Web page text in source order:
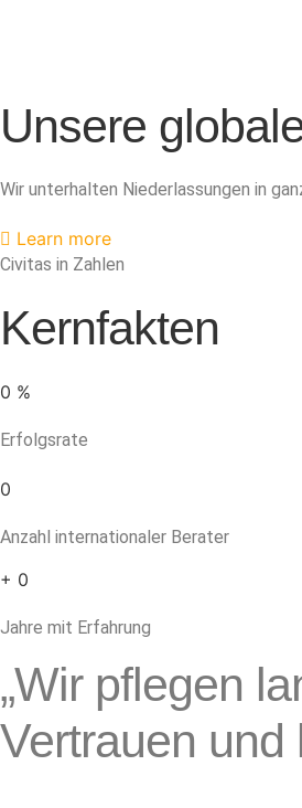
Unsere
Wir unterhalten Niederlassungen in
Learn more
Civitas in Zahlen
Kernfakten
0 %
Erfolgsrate
0
Anzahl internationaler Berater
+ 0
Jahre mit Erfahrung
„Wir pflegen
Vertrauen und